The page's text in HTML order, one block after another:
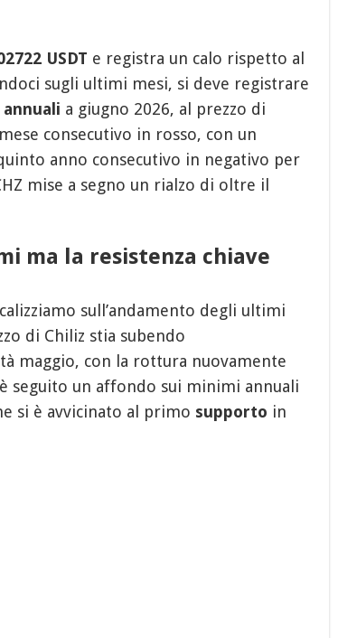
USDT e registra un calo rispetto al
sugli ultimi mesi, si deve registrare
a giugno 2026, al prezzo di
consecutivo in rosso, con un
anno consecutivo in negativo per
mise a segno un rialzo di oltre il
ma la resistenza chiave
sull’andamento degli ultimi
di Chiliz stia subendo
maggio, con la rottura nuovamente
seguito un affondo sui minimi annuali
si è avvicinato al primo supporto in